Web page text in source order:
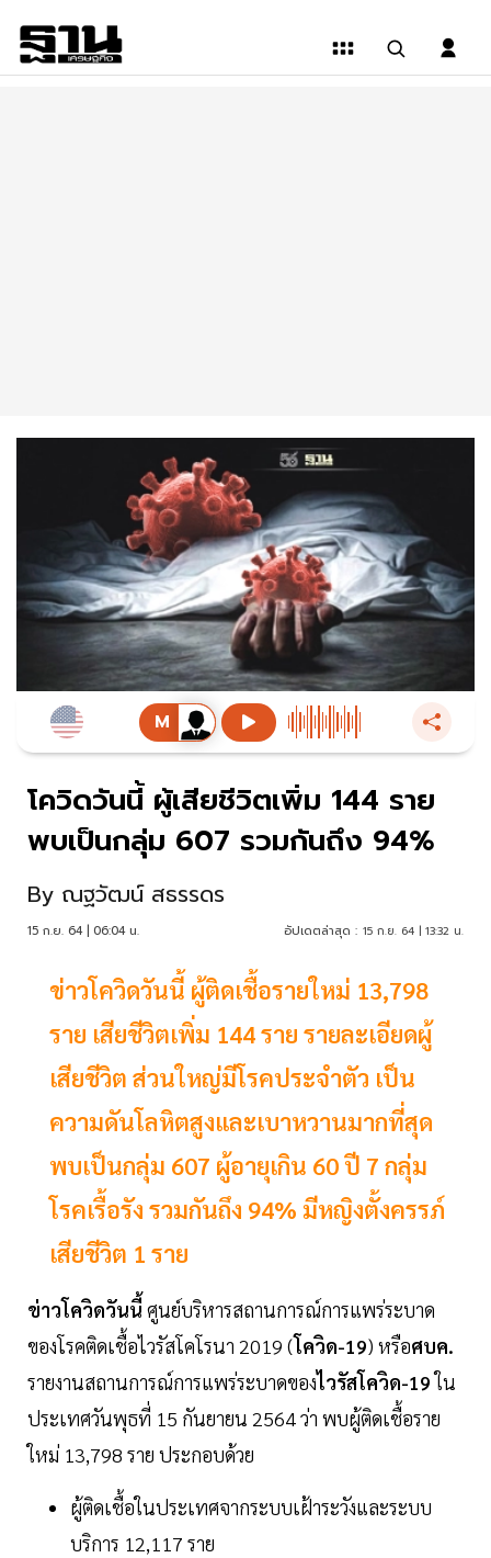
โควิดวันนี้ ผู้เสียชีวิตเพิ่ม 144 ราย
พบเป็นกลุ่ม 607 รวมกันถึง 94%
By ณฐวัฒน์ สธรรดร
15 ก.ย. 64 | 06:04 น. อัปเดตล่าสุด : 15 ก.ย. 64 | 13:32 น.
ข่าวโควิดวันนี้ ผู้ติดเชื้อรายใหม่ 13,798
ราย เสียชีวิตเพิ่ม 144 ราย รายละเอียดผู้
เสียชีวิต ส่วนใหญ่มีโรคประจำตัว เป็น
ความดันโลหิตสูงและเบาหวานมากที่สุด
พบเป็นกลุ่ม 607 ผู้อายุเกิน 60 ปี 7 กลุ่ม
โรคเรื้อรัง รวมกันถึง 94% มีหญิงตั้งครรภ์
เสียชีวิต 1 ราย
ข่าวโควิดวันนี้ ศูนย์บริหารสถานการณ์การแพร่ระบาด
ของโรคติดเชื้อไวรัสโคโรนา 2019 (โควิด-19) หรือศบค.
รายงานสถานการณ์การแพร่ระบาดของไวรัสโควิด-19ใน
ประเทศวันพุธที่ 15 กันยายน 2564 ว่า พบผู้ติดเชื้อราย
ใหม่ 13,798 ราย ประกอบด้วย
ผู้ติดเชื้อในประเทศจากระบบเฝ้าระวังและระบบ
บริการ 12,117 ราย